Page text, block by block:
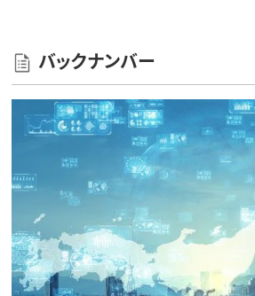
バックナンバー